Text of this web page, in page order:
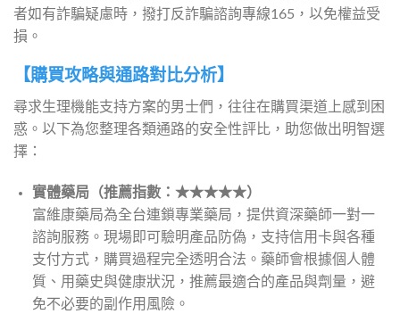
者如有詐騙疑慮時，撥打反詐騙諮詢專線165，以免權益受
損。
【購買攻略與通路對比分析】
尋求生理機能支持方案的男士們，往往在購買渠道上感到困
惑。以下為您整理各類通路的安全性評比，助您做出明智選
擇：
實體藥局（推薦指數：★★★★★）
富維康藥局為全台連鎖專業藥局，提供資深藥師一對一
諮詢服務。現場即可驗明產品防偽，支持信用卡與各種
支付方式，購買過程完全透明合法。藥師會根據個人體
質、用藥史與健康狀況，推薦最適合的產品與劑量，避
免不必要的副作用風險。